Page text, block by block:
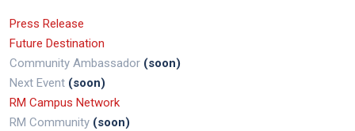
Press Release
Future Destination
Community Ambassador (soon)
Next Event (soon)
RM Campus Network
RM Community (soon)